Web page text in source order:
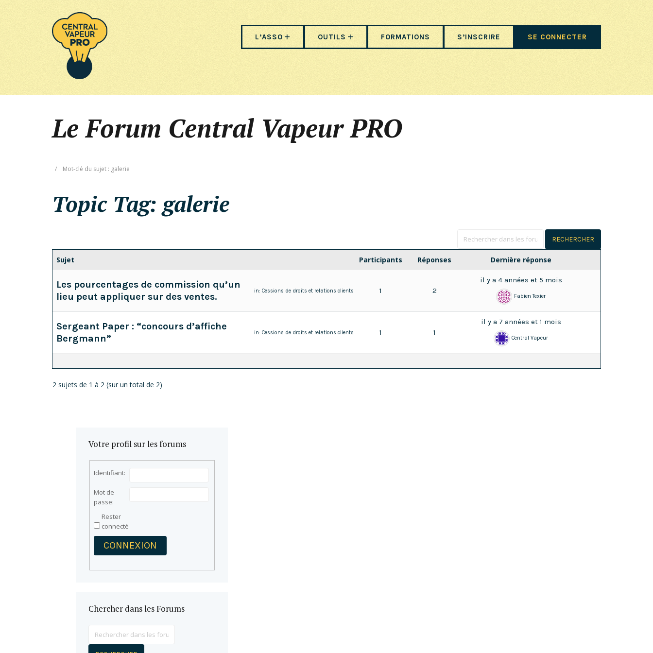
L’ASSO OUTILS FORMATIONS S’INSCRIRE SE CONNECTER
Le Forum Central Vapeur PRO
/ Mot-clé du sujet : galerie
Topic Tag:galerie
Sujet Participants Réponses Dernière réponse
Les pourcentages de commission qu’un
lieu peut appliquer sur des ventes.
in: Cessions de droits et relations clients 1 2
il y a 4 années et 5 mois
Fabien Texier
Sergeant Paper : “concours d’affiche
Bergmann”
in: Cessions de droits et relations clients 1 1
il y a 7 années et 1 mois
Central Vapeur
2 sujets de 1 à 2 (sur un total de 2)
Votre profil sur les forums
Identifiant:
Mot de
passe:
Rester
connecté
CONNEXION
Chercher dans les Forums